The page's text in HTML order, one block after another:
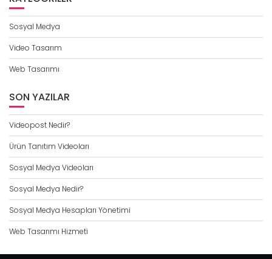
Sosyal Medya
Video Tasarım
Web Tasarımı
SON YAZILAR
Videopost Nedir?
Ürün Tanıtım Videoları
Sosyal Medya Videoları
Sosyal Medya Nedir?
Sosyal Medya Hesapları Yönetimi
Web Tasarımı Hizmeti